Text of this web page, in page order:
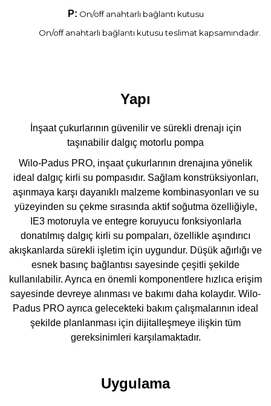
P: On/off anahtarlı bağlantı kutusu
On/off anahtarlı bağlantı kutusu teslimat kapsamındadır.
Yapı
İnşaat çukurlarının güvenilir ve sürekli drenajı için
taşınabilir dalgıç motorlu pompa
Wilo-Padus PRO, inşaat çukurlarının drenajına yönelik
ideal dalgıç kirli su pompasıdır. Sağlam konstrüksiyonları,
aşınmaya karşı dayanıklı malzeme kombinasyonları ve su
yüzeyinden su çekme sırasında aktif soğutma özelliğiyle,
IE3 motoruyla ve entegre koruyucu fonksiyonlarla
donatılmış dalgıç kirli su pompaları, özellikle aşındırıcı
akışkanlarda sürekli işletim için uygundur. Düşük ağırlığı ve
esnek basınç bağlantısı sayesinde çeşitli şekilde
kullanılabilir. Ayrıca en önemli komponentlere hızlıca erişim
sayesinde devreye alınması ve bakımı daha kolaydır. Wilo-
Padus PRO ayrıca gelecekteki bakım çalışmalarının ideal
şekilde planlanması için dijitalleşmeye ilişkin tüm
gereksinimleri karşılamaktadır.
Uygulama